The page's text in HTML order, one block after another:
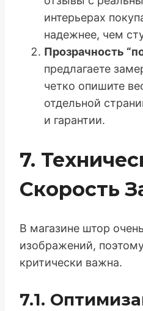
интерьерах
надежнее, чем
Прозрачность
предлагаете
четко опишите
отдельной
и гарантии.
7.
Скорость
В магазине штор
изображений,
критически важна.
7.1.